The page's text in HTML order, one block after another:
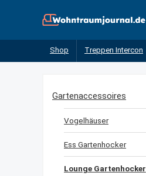
Shop Treppen Intercon
Gartenaccessoires
Vogelhäuser
Ess Gartenhocker
Lounge Gartenhocker